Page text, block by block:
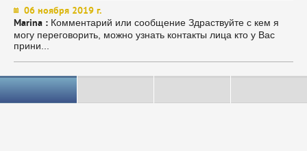
06 ноября 2019 г.
Marina : Комментарий или сообщение Здраствуйте с кем я
могу переговорить, можно узнать контакты лица кто у Вас
прини...